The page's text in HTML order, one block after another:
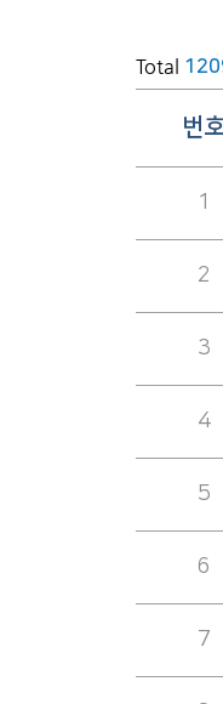
Total
번
1
2
3
4
5
6
7